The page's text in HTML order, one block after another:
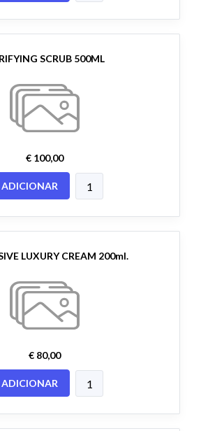
SCRUB 500ML
€ 100,00
ADICIONAR
LUXURY CREAM 200ml.
€ 80,00
ADICIONAR